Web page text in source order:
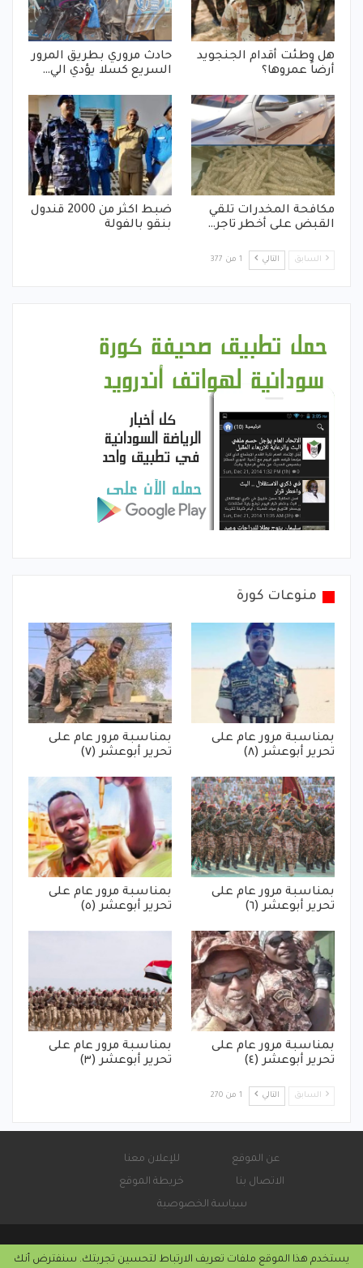
هل وطئت أقدام الجنجويد
أرضاً عمروها؟
حادث مروري بطريق المرور
السريع كسلا يؤدي الي…
مكافحة المخدرات تلقي
القبض على أخطر تاجر…
ضبط اكثر من 2000 قندول
بنقو بالفولة
السابق التالي 1 من 377
منوعات كورة
بمناسبة مرور عام على
تحرير أبوعشر (٨)
بمناسبة مرور عام على
تحرير أبوعشر (٧)
بمناسبة مرور عام على
تحرير أبوعشر (٦)
بمناسبة مرور عام على
تحرير أبوعشر (٥)
بمناسبة مرور عام على
تحرير أبوعشر (٤)
بمناسبة مرور عام على
تحرير أبوعشر (٣)
السابق التالي 1 من 270
عن الموقع
للإعلان معنا
الاتصال بنا
خريطة الموقع
سياسة الخصوصية
يستخدم هذا الموقع ملفات تعريف الارتباط لتحسين تجربتك. سنفترض أنك